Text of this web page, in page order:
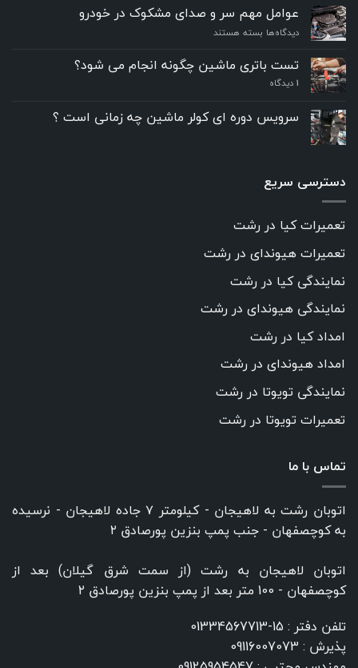
عوامل مهم سر و صدای مشکوک در خودرو
دیدگاه‌ها برای
مهم
سر
مشکوک
در
بسته هستند
تست باتری ماشین چگونه انجام می شود؟
۱ دیدگاه
سرویس دوره ای کولر ماشین چه زمانی است ؟
دسترسی سریع
تعمیرات کیا در رشت
تعمیرات هیوندای در رشت
نمایندگی کیا در رشت
نمایندگی هیوندای در رشت
امداد کیا در رشت
امداد هیوندای در رشت
نمایندگی تویوتا در رشت
تعمیرات تویوتا در رشت
تماس با ما
اتوبان رشت به لاهیجان - کیلومتر ۷ جاده لاهیجان - نرسیده
به کوچصفهان - جنب پمپ بنزین پورصادق ۲
اتوبان لاهیجان به رشت (از سمت شرق گیلان) بعد از
کوچصفهان - 100 متر بعد از پمپ بنزین پورصادق ۲
تلفن دفتر : 15-01334567713
پذیرش : 09116007073